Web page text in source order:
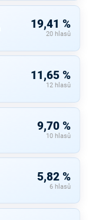
19,41 %
20 hlasů
11,65 %
12 hlasů
9,70 %
10 hlasů
5,82 %
6 hlasů